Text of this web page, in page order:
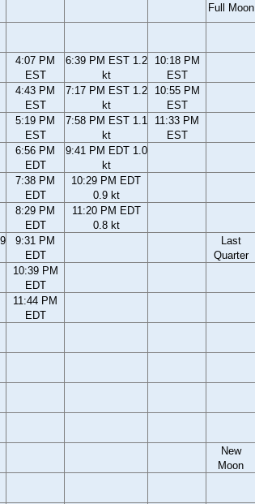
Full Moon
4:07 PM
EST
6:39 PM EST 1.2
kt
10:18 PM
EST
4:43 PM
EST
7:17 PM EST 1.2
kt
10:55 PM
EST
5:19 PM
EST
7:58 PM EST 1.1
kt
11:33 PM
EST
6:56 PM
EDT
9:41 PM EDT 1.0
kt
7:38 PM
EDT
10:29 PM EDT
0.9 kt
8:29 PM
EDT
11:20 PM EDT
0.8 kt
9:31 PM
EDT
Last
Quarter
10:39 PM
EDT
11:44 PM
EDT
New
Moon